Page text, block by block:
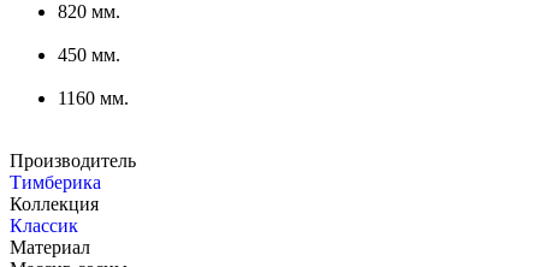
820 мм.
450 мм.
1160 мм.
Производитель
Тимберика
Коллекция
Классик
Материал